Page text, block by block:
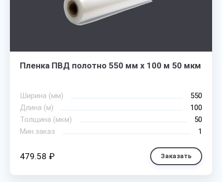
Пленка ПВД полотно 550 мм х 100 м 50 мкм
Ширина (мм)
550
Длина (м)
100
Толщина (мкм)
50
Мин.заказ
1
479.58 ₽ Заказать